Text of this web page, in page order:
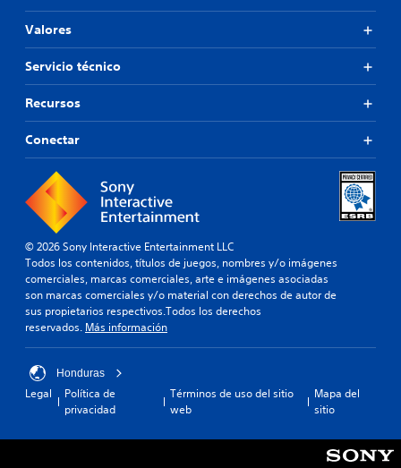
Valores
Servicio técnico
Recursos
Conectar
© 2026 Sony Interactive Entertainment LLC
Todos los contenidos, títulos de juegos, nombres y/o imágenes
comerciales, marcas comerciales, arte e imágenes asociadas
son marcas comerciales y/o material con derechos de autor de
sus propietarios respectivos.Todos los derechos
reservados. Más información
Honduras
Legal
Política de
privacidad
Términos de uso del sitio
web
Mapa del
sitio